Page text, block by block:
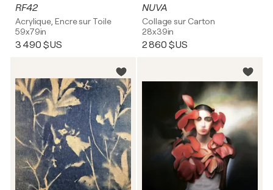
RF42
Acrylique, Encre sur Toile
59x79in
3 490 $US
NUVA
Collage sur Carton
28x39in
2 860 $US